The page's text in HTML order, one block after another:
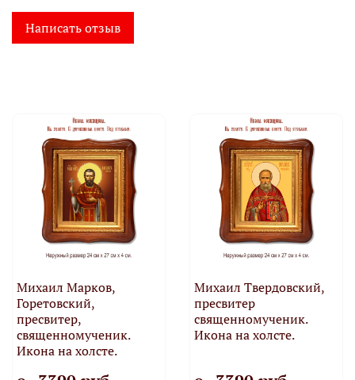
Написать отзыв
Михаил Марков,
Горетовский,
пресвитер,
священномученик.
Икона на холсте.
Михаил Твердовский,
пресвитер
священномученик.
Икона на холсте.